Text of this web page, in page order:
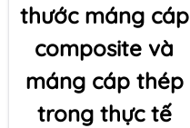
thước máng cáp
composite và
máng cáp thép
trong thực tế